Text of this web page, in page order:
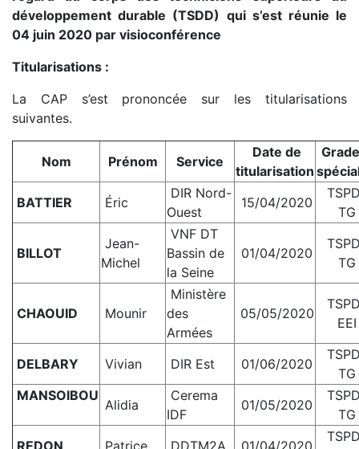
développement durable (TSDD) qui s’est réunie le
04 juin 2020 par visioconférence
Titularisations :
La CAP s’est prononcée sur les titularisations
suivantes.
Nom Prénom Service
Date de
titularisation
BATTIER
Éric
DIR Nord-
Ouest
15/04/2020
TG
BILLOT
Jean-
Michel
VNF DT
Bassin de
la Seine
01/04/2020
TG
CHAOUID Mounir
Ministère
des
Armées
05/05/2020
EEI
DELBARY Vivian DIR Est 01/06/2020
TG
MANSOIBOU
Alidia
Cerema
IDF
01/05/2020
TG
REDON
Patrice DDTM2A 01/04/2020